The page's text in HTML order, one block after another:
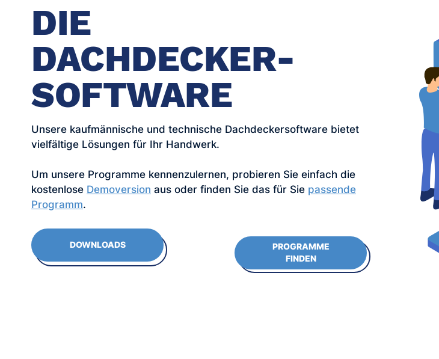
DIE
DACHDECKER-
SOFTWARE
Unsere kaufmännische und technische Dachdeckersoftware bietet
vielfältige Lösungen für Ihr Handwerk.
Um unsere Programme kennenzulernen, probieren Sie einfach die
kostenlose Demoversion aus oder finden Sie das für Sie passende
Programm.
DOWNLOADS
PROGRAMME
FINDEN